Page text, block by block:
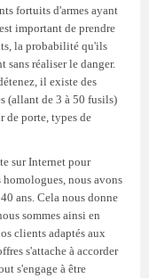
fortuits d'armes ayant
important de prendre
la probabilité qu'ils
sans réaliser le danger.
il existe des
(allant de 3 à 50 fusils)
de porte, types de
sur Internet pour
homologues, nous avons
ans. Cela nous donne
sommes ainsi en
clients adaptés aux
s'attache à accorder
s'engage à être